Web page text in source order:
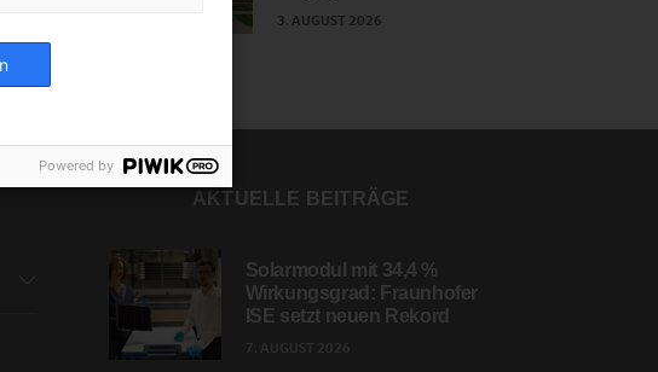
3. AUGUST 2026
AKTUELLE BEITRÄGE
Solarmodul mit 34,4 %
Wirkungsgrad: Fraunhofer
ISE setzt neuen Rekord
Powered by